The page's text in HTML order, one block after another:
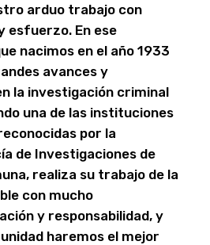
arduo trabajo con
esfuerzo. En ese
nacimos en el año 1933
avances y
la investigación criminal
una de las instituciones
por la
de Investigaciones de
realiza su trabajo de la
con mucho
y responsabilidad, y
haremos el mejor